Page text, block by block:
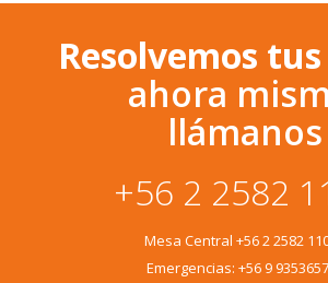
Resolvemos
ahora
llámanos
+56 2 2582
Mesa Central +56 2 2582
Emergencias: +56 9